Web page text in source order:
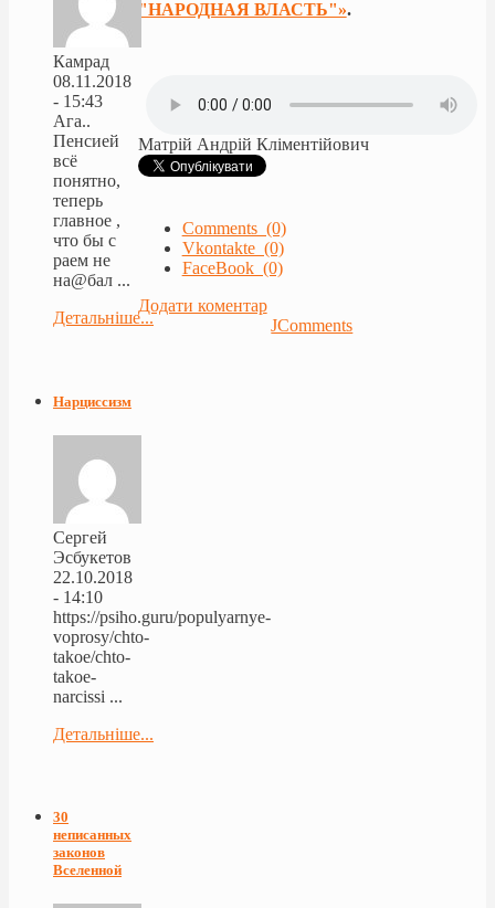
"НАРОДНАЯ ВЛАСТЬ"».
Матрій Андрій Кліментійович
Comments (0)
Vkontakte (0)
FaceBook (0)
Додати коментар
JComments
Камрад
08.11.2018
- 15:43
Ага..
Пенсией
всё
понятно,
теперь
главное ,
что бы с
раем не
на@бал ...
Детальніше...
Нарциссизм
Сергей
Эсбукетов
22.10.2018
- 14:10
https://psiho.guru/populyarnye-
voprosy/chto-
takoe/chto-
takoe-
narcissi ...
Детальніше...
30
неписанных
законов
Вселенной